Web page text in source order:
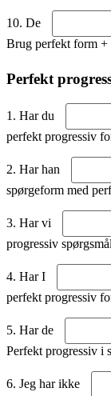
10. De
Brug perfekt form
Perfekt
1. Har du
perfekt progressiv
2. Har han
spørgeform med
3. Har vi
progressiv
4. Har I
perfekt progressiv
5. Har de
Perfekt progressiv i
6. Jeg har ikke